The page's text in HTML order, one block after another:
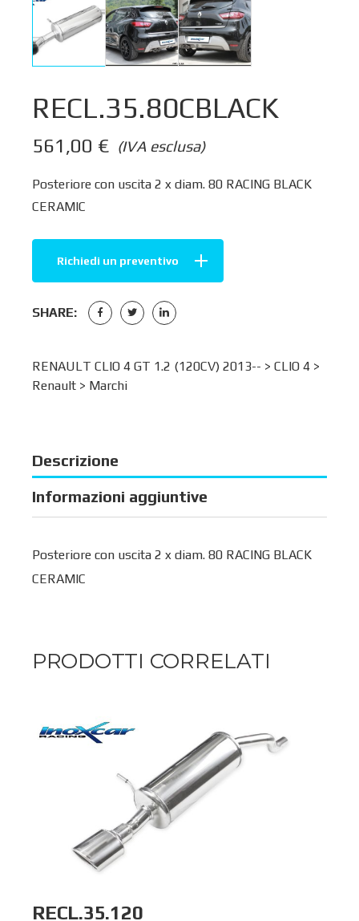
RECL.35.80CBLACK
(IVA esclusa)
561,00 €
Posteriore con uscita 2 x diam. 80 RACING BLACK
CERAMIC
Richiedi un preventivo
SHARE:
RENAULT CLIO 4 GT 1.2 (120CV) 2013-- > CLIO 4 >
Renault > Marchi
Descrizione
Informazioni aggiuntive
Posteriore con uscita 2 x diam. 80 RACING BLACK
CERAMIC
PRODOTTI CORRELATI
RECL.35.120